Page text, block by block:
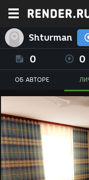
Shturman
0 0
ОБ АВТОРЕ